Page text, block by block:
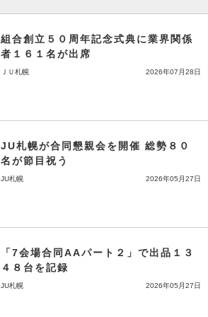
組合創立５０周年記念式典に業界関係
者１６１名が出席
ＪＵ札幌 2026年07月28日
JU札幌が合同懇親会を開催 総勢８０
名が節目祝う
JU札幌 2026年05月27日
「7会場合同AAパート２」で出品１３
４８台を記録
JU札幌 2026年05月27日